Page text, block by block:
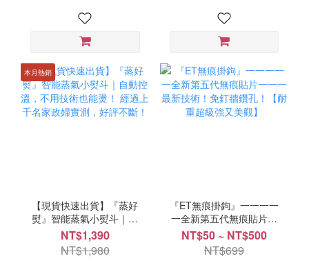
本月熱銷
【現貨快速出貨】『蒸好
熨』智能蒸氣小熨斗｜自
動控溫，不用技術也能
燙！ 經過上千名家政婦實
測，好評不斷！
NT$1,390
NT$1,980
『ET無痕掛鉤』一一一一
一全新第五代無痕貼片一
一一最新技術！免釘牆鑽
孔！【耐重超級強又美
觀】
NT$50 ~ NT$500
NT$699